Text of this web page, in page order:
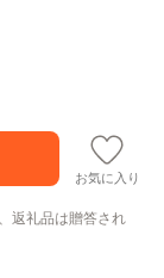
お気に入り
返礼品は贈答され